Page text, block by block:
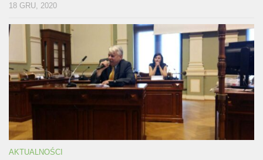
18 GRU, 2020
AKTUALNOŚCI